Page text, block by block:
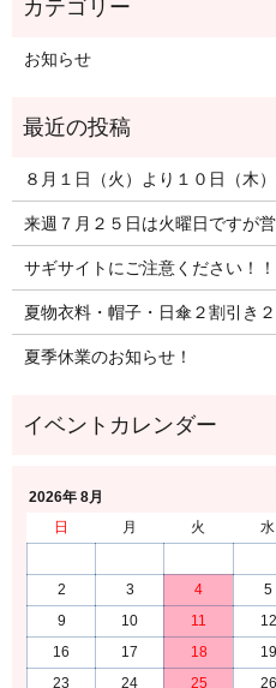
お知らせ
８月１日（火）より１０日（木
来週７月２５日は火曜日ですが
サギサイトにご注意ください！！
夏物衣料・帽子・日傘２割引き
夏季休業のお知らせ！
2026年 8月
日
月 火 水
2
3 4 5
9
10 11 12
16
17 18 19
23
24 25 26